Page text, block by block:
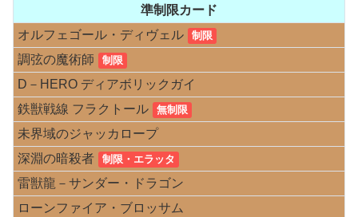
準制限カード
オルフェゴール・ディヴェル
制限
調弦の魔術師 制限
D－HERO ディアボリックガイ
鉄獣戦線 フラクトール
無制限
未界域のジャッカロープ
深淵の暗殺者
制限・エラッタ
雷獣龍－サンダー・ドラゴン
ローンファイア・ブロッサム